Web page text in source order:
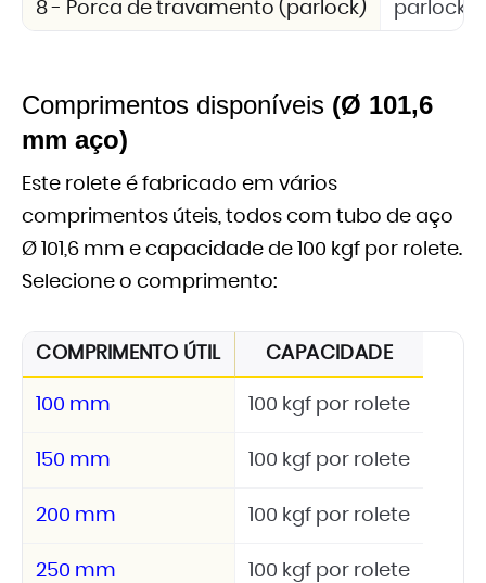
8 - Porca de travamento (parlock) parlock
Comprimentos disponíveis (Ø 101,6
mm aço)
Este rolete é fabricado em vários
comprimentos úteis, todos com tubo de aço
Ø 101,6 mm e capacidade de 100 kgf por rolete.
Selecione o comprimento:
COMPRIMENTO ÚTIL CAPACIDADE
100 mm 100 kgf por rolete
150 mm 100 kgf por rolete
200 mm 100 kgf por rolete
250 mm 100 kgf por rolete